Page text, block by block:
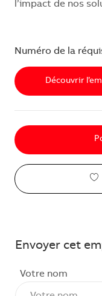
l’impact de nos
Numéro de la
Découvrir
Envoyer cet
Votre nom